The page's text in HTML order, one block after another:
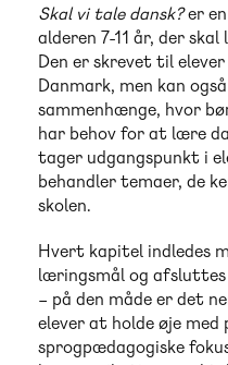
Skal vi tale dansk?er
alderen 7-11 år, der
Den er skrevet til
Danmark, men kan
sammenhænge, hvor
har behov for at lære
tager udgangspunkt i
behandler temaer, de
skolen.
Hvert kapitel indledes
læringsmål og
– på den måde er det
elever at holde øje med
sprogpædagogiske